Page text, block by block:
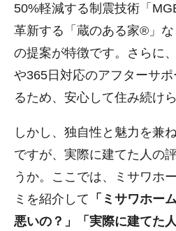
50%軽減する制震技術「
革新する「蔵のある家®」
の提案が特徴です。さらに
や365日対応のアフターサ
るため、安心して住み続けら
しかし、独自性と魅力を兼
ですが、実際に建てた人の
うか。ここでは、ミサワホ
ミを紹介して 「ミサワホー
悪いの？」「実際に建てた